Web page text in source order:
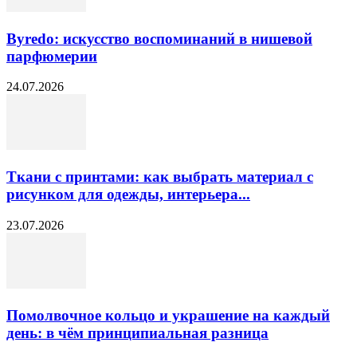
Byredo: искусство воспоминаний в нишевой
парфюмерии
24.07.2026
Ткани с принтами: как выбрать материал с
рисунком для одежды, интерьера...
23.07.2026
Помолвочное кольцо и украшение на каждый
день: в чём принципиальная разница